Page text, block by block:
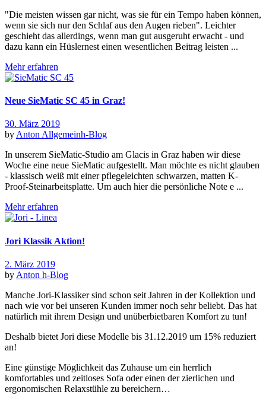
"Die meisten wissen gar nicht, was sie für ein Tempo haben können,
wenn sie sich nur den Schlaf aus den Augen rieben". Leichter
geschieht das allerdings, wenn man gut ausgeruht erwacht - und
dazu kann ein Hüslernest einen wesentlichen Beitrag leisten ...
Mehr erfahren
Neue SieMatic SC 45 in Graz!
30. März 2019
by Anton Allgemeinh-Blog
In unserem SieMatic-Studio am Glacis in Graz haben wir diese
Woche eine neue SieMatic aufgestellt. Man möchte es nicht glauben
- klassisch weiß mit einer pflegeleichten schwarzen, matten K-
Proof-Steinarbeitsplatte. Um auch hier die persönliche Note e ...
Mehr erfahren
Jori Klassik Aktion!
2. März 2019
by Anton h-Blog
Manche Jori-Klassiker sind schon seit Jahren in der Kollektion und
nach wie vor bei unseren Kunden immer noch sehr beliebt. Das hat
natürlich mit ihrem Design und unüberbietbaren Komfort zu tun!
Deshalb bietet Jori diese Modelle bis 31.12.2019 um 15% reduziert
an!
Eine günstige Möglichkeit das Zuhause um ein herrlich
komfortables und zeitloses Sofa oder einen der zierlichen und
ergonomischen Relaxstühle zu bereichern…